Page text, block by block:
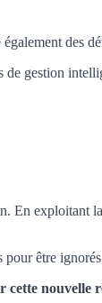
des
gestion
En
pour être
nouvelle